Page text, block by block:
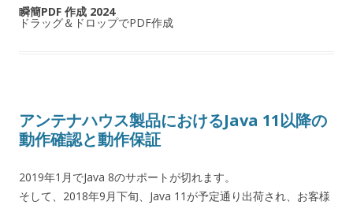
瞬簡PDF 作成 2024
ドラッグ＆ドロップでPDF作成
アンテナハウス製品におけるJava 11以降の
動作確認と動作保証
2019年1月でJava 8のサポートが切れます。
そして、2018年9月下旬、Java 11が予定通り出荷され、お客様